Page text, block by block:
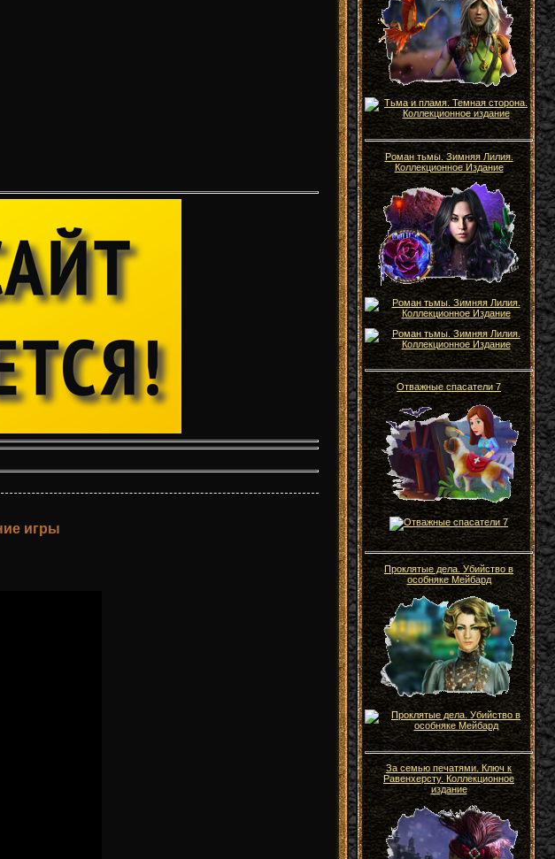
игры
Роман тьмы. Зимняя Лилия.
Коллекционное Издание
Отважные спасатели 7
Проклятые дела. Убийство в
особняке Мейбард
За семью печатями. Ключ к
Равенхерсту. Коллекционное
издание